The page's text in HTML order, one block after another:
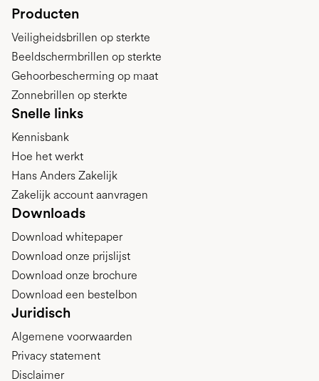
Producten
Veiligheidsbrillen op sterkte
Beeldschermbrillen op sterkte
Gehoorbescherming op maat
Zonnebrillen op sterkte
Snelle links
Kennisbank
Hoe het werkt
Hans Anders Zakelijk
Zakelijk account aanvragen
Downloads
Download whitepaper
Download onze prijslijst
Download onze brochure
Download een bestelbon
Juridisch
Algemene voorwaarden
Privacy statement
Disclaimer